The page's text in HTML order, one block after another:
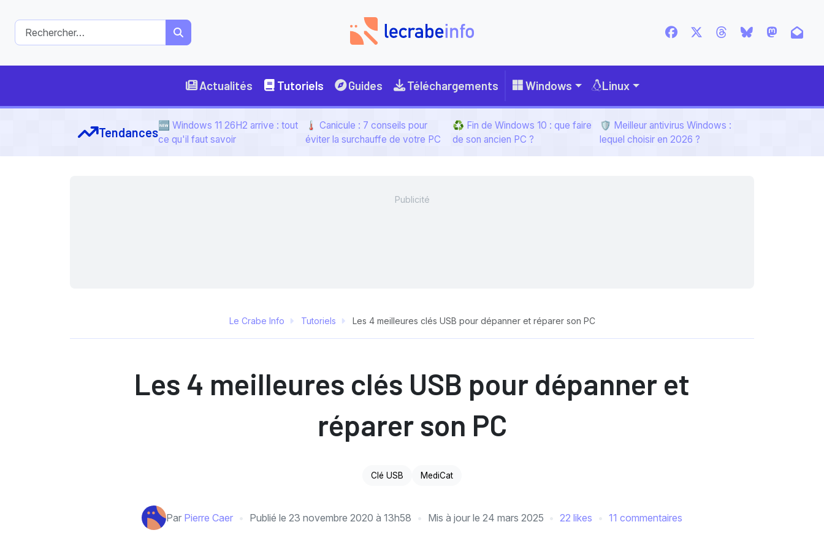
Actualités Tutoriels Guides Téléchargements Windows Linux
Tendances🆕 Windows 11 26H2 arrive : tout
ce qu'il faut savoir
🌡️ Canicule : 7 conseils pour
éviter la surchauffe de votre PC
♻️ Fin de Windows 10 : que faire
de son ancien PC ?
🛡️ Meilleur antivirus Windows :
lequel choisir en 2026 ?
Le Crabe Info Tutoriels Les 4 meilleures clés USB pour dépanner et réparer son PC
Les 4 meilleures clés USB pour dépanner et
réparer son PC
Clé USB MediCat
Par Pierre Caer Publié le 23 novembre 2020 à 13h58 Mis à jour le 24 mars 2025 22 likes 11 commentaires